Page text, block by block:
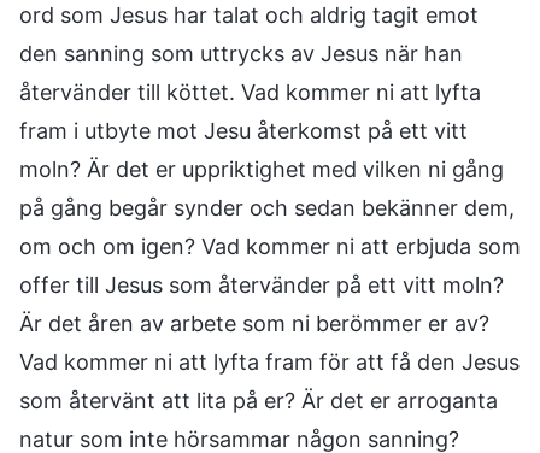
ord som Jesus har talat och aldrig tagit emot
den sanning som uttrycks av Jesus när han
återvänder till köttet. Vad kommer ni att lyfta
fram i utbyte mot Jesu återkomst på ett vitt
moln? Är det er uppriktighet med vilken ni gång
på gång begår synder och sedan bekänner dem,
om och om igen? Vad kommer ni att erbjuda som
offer till Jesus som återvänder på ett vitt moln?
Är det åren av arbete som ni berömmer er av?
Vad kommer ni att lyfta fram för att få den Jesus
som återvänt att lita på er? Är det er arroganta
natur som inte hörsammar någon sanning?